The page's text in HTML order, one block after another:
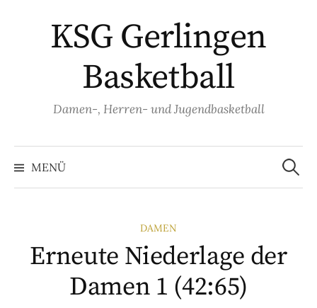
KSG Gerlingen
Basketball
Damen-, Herren- und Jugendbasketball
MENÜ
Suchen
nach:
DAMEN
Erneute Niederlage der
Damen 1 (42:65)